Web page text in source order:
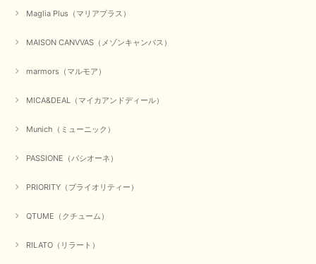
Maglia Plus（マリアプラス）
MAISON CANVVAS（メゾンキャンバス）
marmors（マルモア）
MICA&DEAL（マイカアンドディール）
Munich（ミューニック）
PASSIONE（パシオーネ）
PRIORITY（プライオリティー）
QTUME（クチューム）
RILATO（リラート）